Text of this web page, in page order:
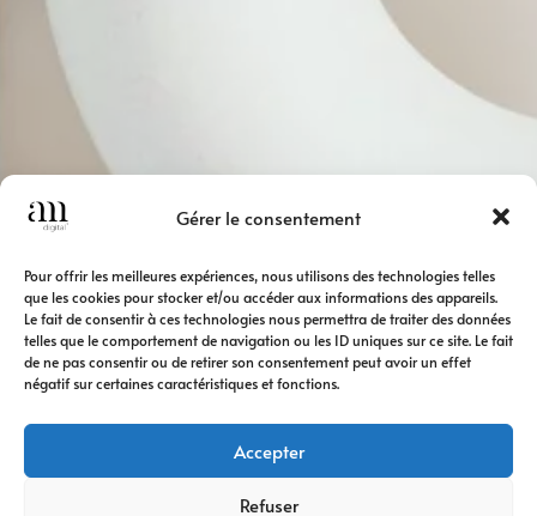
Gérer le consentement
Pour offrir les meilleures expériences, nous utilisons des technologies telles
que les cookies pour stocker et/ou accéder aux informations des appareils.
Le fait de consentir à ces technologies nous permettra de traiter des données
telles que le comportement de navigation ou les ID uniques sur ce site. Le fait
de ne pas consentir ou de retirer son consentement peut avoir un effet
négatif sur certaines caractéristiques et fonctions.
Accepter
Refuser